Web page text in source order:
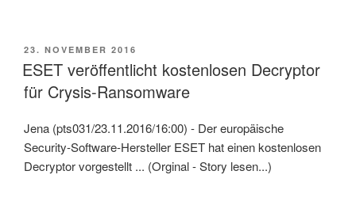
VERÖFFENTLICHT
AM
23. NOVEMBER 2016
ESET veröffentlicht kostenlosen Decryptor
für Crysis-Ransomware
Jena (pts031/23.11.2016/16:00) - Der europäische
Security-Software-Hersteller ESET hat einen kostenlosen
Decryptor vorgestellt ... (Orginal - Story lesen...)